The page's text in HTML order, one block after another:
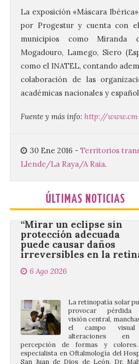
La exposición «Máscara
por Progestur y cuenta con
municipios como Miranda
Mogadouro, Lamego, Siero
como el INATEL, contando
colaboración de las
académicas nacionales y
Fuente y más info: http://
30 Ene 2016 - Territorios
Llende/La Raya/A Raia.
ÚLTIMAS NOTICIAS
El Ayuntamiento de La
Bañeza presenta el
Festival One More Time,
una cita con la música
los 80 y 90 para el 16 de
agosto en la Plaza
6 Ago 2026
domingo 16 de
partir de las 23:00
del Ayuntamiento de La
acogido esta mañana la
oficial del Festival One […]
“Mirar un eclipse sin
puede causar daños
irreversibles en la
6 Ago 2026
visión central,
el campo
alteraciones
percepción de formas y
especialista en Oftalmología del
San Juan de Dios de León, Dr.
Ruiz, advierte de […]